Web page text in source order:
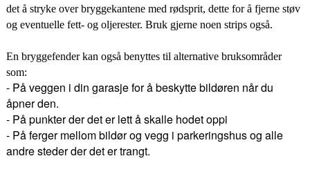
det å stryke over bryggekantene med rødsprit, dette for å fjerne støv
og eventuelle fett- og oljerester. Bruk gjerne noen strips også.
En bryggefender kan også benyttes til alternative bruksområder
som:
- På veggen i din garasje for å beskytte bildøren når du
åpner den.
- På punkter der det er lett å skalle hodet oppi
- På ferger mellom bildør og vegg i parkeringshus og alle
andre steder der det er trangt.